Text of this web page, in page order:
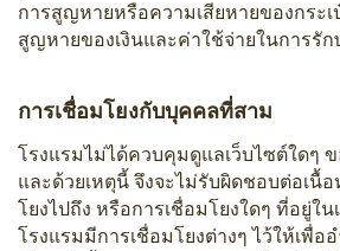
การสูญหายหรือความเสียหายของกระเ
สูญหายของเงินและค่าใช้จ่ายในการรัก
การเชื่อมโยงกับบุคคลที่สาม
โรงแรมไม่ได้ควบคุมดูแลเว็บไซต์ใดๆ
และด้วยเหตุนี้ จึงจะไม่รับผิดชอบต่อเนื้
โยงไปถึง หรือการเชื่อมโยงใดๆ ที่อยู่ใน
โรงแรมมีการเชื่อมโยงต่างๆ ไว้ให้เพื่